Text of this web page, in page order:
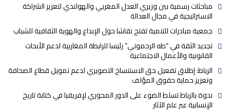
مباحثات رسمية بين وزيري العدل المغربي والهولندي لتعزيز الشراكة
الاستراتيجية في مجال العدالة
جمعية مبادرات للتنمية تفتح نقاشا حول الإبداع والهوية الثقافية للشباب
تجديد الثقة في “طه الرحموني” رئيسا للرابطة المغاربية لدعم الأبحاث
القانونية والأعمال الاجتماعية
الرباط: إطلاق تفعيل حق الاستنساخ التصويري لدعم تمويل قطاع الصحافة
وتعزيز حماية حقوق المؤلف
ندوة بالرباط تسلط الضوء على الدور المحوري لإفريقيا في كتابة تاريخ
الإنسانية عبر علم الآثار